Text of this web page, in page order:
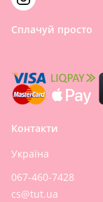
Сплачуй просто
Контакти
Україна
067-460-7428
cs@tut.ua